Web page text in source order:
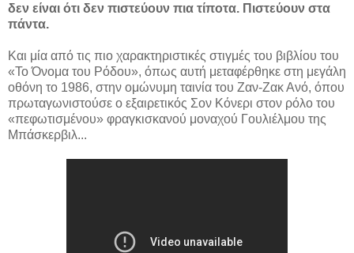
δεν είναι ότι δεν πιστεύουν πια τίποτα. Πιστεύουν στα
πάντα.
Και μία από τις πιο χαρακτηριστικές στιγμές του βιβλίου του
«Το Όνομα του Ρόδου», όπως αυτή μεταφέρθηκε στη μεγάλη
οθόνη το 1986, στην ομώνυμη ταινία του Ζαν-Ζακ Ανό, όπου
πρωταγωνιστούσε ο εξαιρετικός Σον Κόνερι στον ρόλο του
«πεφωτισμένου» φραγκισκανού μοναχού Γουλιέλμου της
Μπάσκερβιλ...